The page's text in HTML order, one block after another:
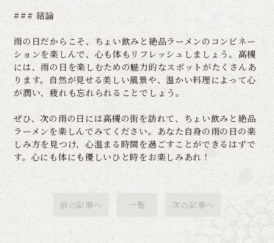
### 結論
雨の日だからこそ、ちょい飲みと絶品ラーメンのコンビネー
ションを楽しんで、心も体もリフレッシュしましょう。高槻
には、雨の日を楽しむための魅力的なスポットがたくさんあ
ります。自然が見せる美しい風景や、温かい料理によって心
が潤い、疲れも忘れられることでしょう。
ぜひ、次の雨の日には高槻の街を訪れて、ちょい飲みと絶品
ラーメンを楽しんでみてください。あなた自身の雨の日の楽
しみ方を見つけ、心温まる時間を過ごすことができるはずで
す。心にも体にも優しいひと時をお楽しみあれ！
前の記事へ 一覧 次の記事へ